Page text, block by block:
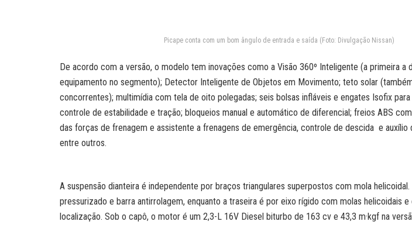
Picape conta com um bom ângulo de entrada e saída (Foto: Divulgação Nissan)
De acordo com a versão, o modelo tem inovações como a Visão 360º Inteligente (a primeira a
equipamento no segmento); Detector Inteligente de Objetos em Movimento; teto solar
concorrentes); multimídia com tela de oito polegadas; seis bolsas infláveis e engates Isofix
controle de estabilidade e tração; bloqueios manual e automático de diferencial; freios ABS
das forças de frenagem e assistente a frenagens de emergência, controle de descida e auxílio
entre outros.
A suspensão dianteira é independente por braços triangulares superpostos com mola
pressurizado e barra antirrolagem, enquanto a traseira é por eixo rígido com molas helicoidais
localização. Sob o capô, o motor é um 2,3-L 16V Diesel biturbo de 163 cv e 43,3 m·kgf na